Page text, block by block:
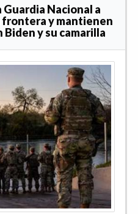
Nacional a
frontera y mantienen
y su camarilla